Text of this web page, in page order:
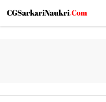
content